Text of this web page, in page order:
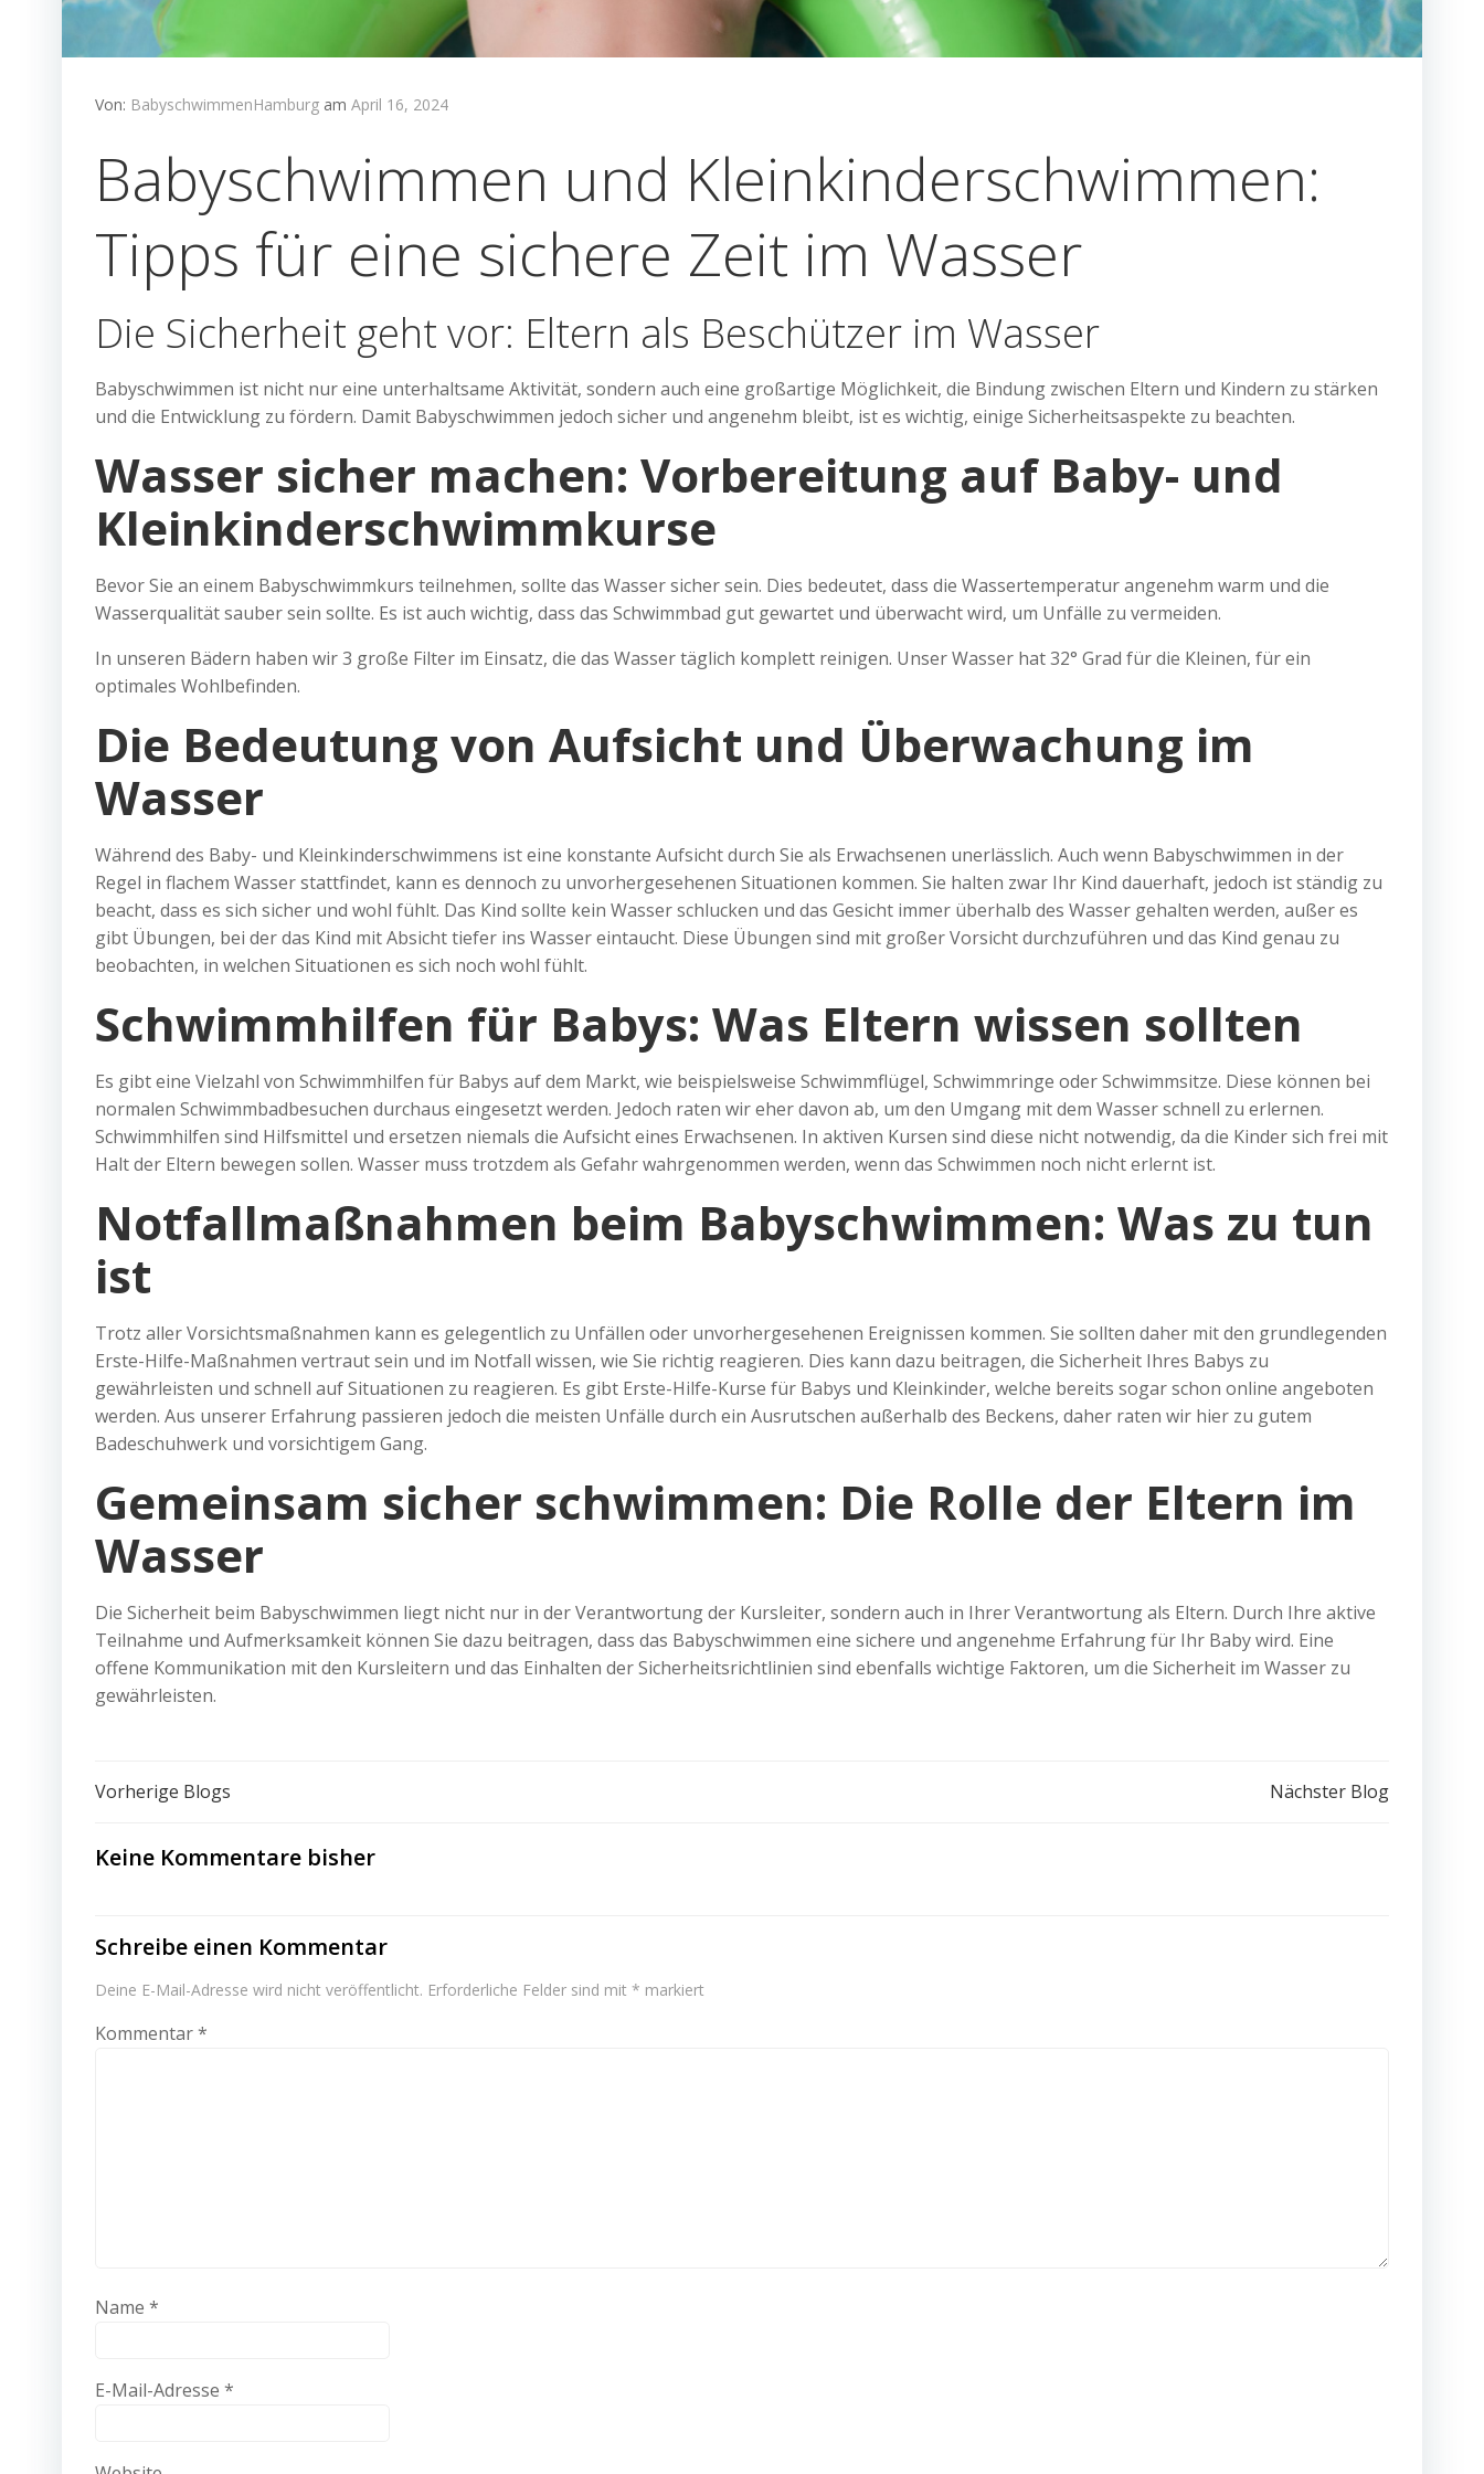
Von: BabyschwimmenHamburg am April 16, 2024
Babyschwimmen und Kleinkinderschwimmen:
Tipps für eine sichere Zeit im Wasser
Die Sicherheit geht vor: Eltern als Beschützer im Wasser
Babyschwimmen ist nicht nur eine unterhaltsame Aktivität, sondern auch eine großartige Möglichkeit, die Bindung zwischen Eltern und Kindern zu stärken
und die Entwicklung zu fördern. Damit Babyschwimmen jedoch sicher und angenehm bleibt, ist es wichtig, einige Sicherheitsaspekte zu beachten.
Wasser sicher machen: Vorbereitung auf Baby- und
Kleinkinderschwimmkurse
Bevor Sie an einem Babyschwimmkurs teilnehmen, sollte das Wasser sicher sein. Dies bedeutet, dass die Wassertemperatur angenehm warm und die
Wasserqualität sauber sein sollte. Es ist auch wichtig, dass das Schwimmbad gut gewartet und überwacht wird, um Unfälle zu vermeiden.
In unseren Bädern haben wir 3 große Filter im Einsatz, die das Wasser täglich komplett reinigen. Unser Wasser hat 32° Grad für die Kleinen, für ein
optimales Wohlbefinden.
Die Bedeutung von Aufsicht und Überwachung im
Wasser
Während des Baby- und Kleinkinderschwimmens ist eine konstante Aufsicht durch Sie als Erwachsenen unerlässlich. Auch wenn Babyschwimmen in der
Regel in flachem Wasser stattfindet, kann es dennoch zu unvorhergesehenen Situationen kommen. Sie halten zwar Ihr Kind dauerhaft, jedoch ist ständig zu
beacht, dass es sich sicher und wohl fühlt. Das Kind sollte kein Wasser schlucken und das Gesicht immer überhalb des Wasser gehalten werden, außer es
gibt Übungen, bei der das Kind mit Absicht tiefer ins Wasser eintaucht. Diese Übungen sind mit großer Vorsicht durchzuführen und das Kind genau zu
beobachten, in welchen Situationen es sich noch wohl fühlt.
Schwimmhilfen für Babys: Was Eltern wissen sollten
Es gibt eine Vielzahl von Schwimmhilfen für Babys auf dem Markt, wie beispielsweise Schwimmflügel, Schwimmringe oder Schwimmsitze. Diese können bei
normalen Schwimmbadbesuchen durchaus eingesetzt werden. Jedoch raten wir eher davon ab, um den Umgang mit dem Wasser schnell zu erlernen.
Schwimmhilfen sind Hilfsmittel und ersetzen niemals die Aufsicht eines Erwachsenen. In aktiven Kursen sind diese nicht notwendig, da die Kinder sich frei mit
Halt der Eltern bewegen sollen. Wasser muss trotzdem als Gefahr wahrgenommen werden, wenn das Schwimmen noch nicht erlernt ist.
Notfallmaßnahmen beim Babyschwimmen: Was zu tun
ist
Trotz aller Vorsichtsmaßnahmen kann es gelegentlich zu Unfällen oder unvorhergesehenen Ereignissen kommen. Sie sollten daher mit den grundlegenden
Erste-Hilfe-Maßnahmen vertraut sein und im Notfall wissen, wie Sie richtig reagieren. Dies kann dazu beitragen, die Sicherheit Ihres Babys zu
gewährleisten und schnell auf Situationen zu reagieren. Es gibt Erste-Hilfe-Kurse für Babys und Kleinkinder, welche bereits sogar schon online angeboten
werden. Aus unserer Erfahrung passieren jedoch die meisten Unfälle durch ein Ausrutschen außerhalb des Beckens, daher raten wir hier zu gutem
Badeschuhwerk und vorsichtigem Gang.
Gemeinsam sicher schwimmen: Die Rolle der Eltern im
Wasser
Die Sicherheit beim Babyschwimmen liegt nicht nur in der Verantwortung der Kursleiter, sondern auch in Ihrer Verantwortung als Eltern. Durch Ihre aktive
Teilnahme und Aufmerksamkeit können Sie dazu beitragen, dass das Babyschwimmen eine sichere und angenehme Erfahrung für Ihr Baby wird. Eine
offene Kommunikation mit den Kursleitern und das Einhalten der Sicherheitsrichtlinien sind ebenfalls wichtige Faktoren, um die Sicherheit im Wasser zu
gewährleisten.
Post
navigation
Vorherige Blogs Nächster Blog
Keine Kommentare bisher
Schreibe einen Kommentar
Deine E-Mail-Adresse wird nicht veröffentlicht. Erforderliche Felder sind mit * markiert
Kommentar*
Name *
E-Mail-Adresse *